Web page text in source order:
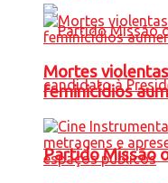
Partido Missão
Mortes
feminicídios